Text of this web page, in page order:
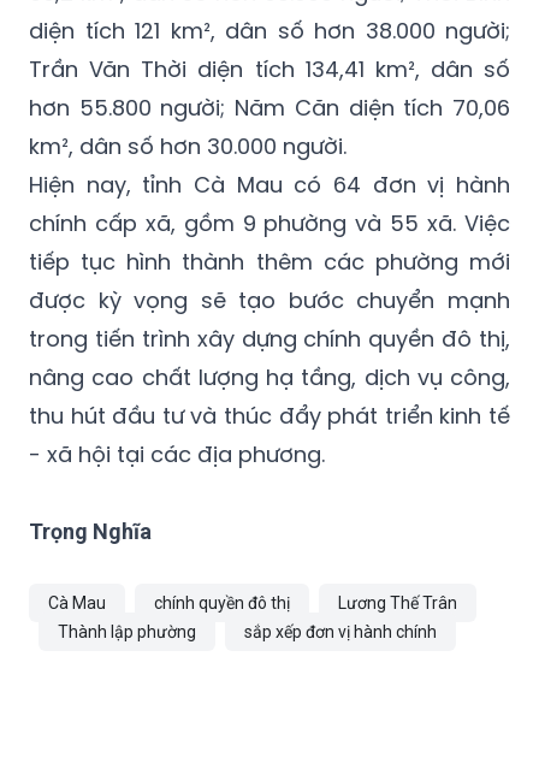
diện tích 121 km², dân số hơn 38.000 người;
Trần Văn Thời diện tích 134,41 km², dân số
hơn 55.800 người; Năm Căn diện tích 70,06
km², dân số hơn 30.000 người.
Hiện nay, tỉnh Cà Mau có 64 đơn vị hành
chính cấp xã, gồm 9 phường và 55 xã. Việc
tiếp tục hình thành thêm các phường mới
được kỳ vọng sẽ tạo bước chuyển mạnh
trong tiến trình xây dựng chính quyền đô thị,
nâng cao chất lượng hạ tầng, dịch vụ công,
thu hút đầu tư và thúc đẩy phát triển kinh tế
- xã hội tại các địa phương.
Trọng Nghĩa
Cà Mau chính quyền đô thị
Lương Thế Trân
Thành lập phường
sắp xếp đơn vị hành chính